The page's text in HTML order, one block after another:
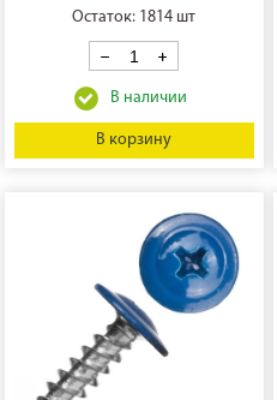
Остаток: 1814 шт
В корзину